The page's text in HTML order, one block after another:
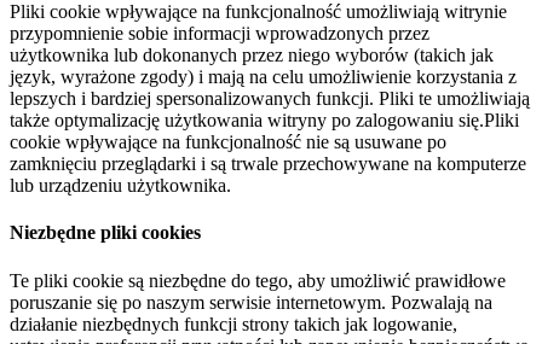
Pliki cookie wpływające na funkcjonalność umożliwiają witrynie
przypomnienie sobie informacji wprowadzonych przez
użytkownika lub dokonanych przez niego wyborów (takich jak
język, wyrażone zgody) i mają na celu umożliwienie korzystania z
lepszych i bardziej spersonalizowanych funkcji. Pliki te umożliwiają
także optymalizację użytkowania witryny po zalogowaniu się.Pliki
cookie wpływające na funkcjonalność nie są usuwane po
zamknięciu przeglądarki i są trwale przechowywane na komputerze
lub urządzeniu użytkownika.
Niezbędne pliki cookies
Te pliki cookie są niezbędne do tego, aby umożliwić prawidłowe
poruszanie się po naszym serwisie internetowym. Pozwalają na
działanie niezbędnych funkcji strony takich jak logowanie,